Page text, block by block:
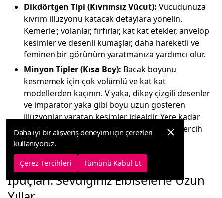
Dikdörtgen Tipi (Kıvrımsız Vücut): Vücudunuza
kıvrım illüzyonu katacak detaylara yönelin.
Kemerler, volanlar, fırfırlar, kat kat etekler, anvelop
kesimler ve desenli kumaşlar, daha hareketli ve
feminen bir görünüm yaratmanıza yardımcı olur.
Minyon Tipler (Kısa Boy): Bacak boyunu
kesmemek için çok volümlü ve kat kat
modellerden kaçının. V yaka, dikey çizgili desenler
ve imparator yaka gibi boyu uzun gösteren
illüzyonlar yaratan kesimler idealdir. Yere kadar
sürünen değil, bilekte biten maksi boyları tercih
edebilirsiniz.
Uzun Elbise Bakımı ve Saklama
İpuçları: Sevdiğiniz Elbiselerle Uzun
Daha iyi bir alışveriş deneyimi için çerezleri
kullanıyoruz.
Çerez Tercihleri Tümünü Kabul Et